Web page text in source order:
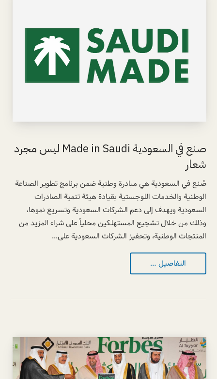
صنع في السعودية Made in Saudi ليس مجرد
شعار
صُنع في السعودية هي مبادرة وطنية ضمن برنامج تطوير الصناعة
الوطنية والخدمات اللوجستية بقيادة هيئة تنمية الصادرات
السعودية ويهدف إلى دعم الشركات السعودية وتسريع نموها،
وذلك من خلال تشجيع المستهلكين محلياً على شراء المزيد من
المنتجات الوطنية، وتحفيز الشركات السعودية على...
التفاصيل …